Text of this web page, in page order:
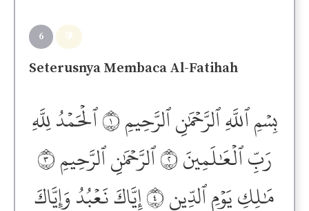
6 🔰
Seterusnya Membaca Al-Fatihah
بِسۡمِ ٱللَّهِ ٱلرَّحۡمَٰنِ ٱلرَّحِيمِ ١ ٱلۡحَمۡدُ لِلَّهِ
رَبِّ ٱلۡعَٰلَمِينَ ٢ ٱلرَّحۡمَٰنِ ٱلرَّحِيمِ ٣
مَٰلِكِ يَوۡمِ ٱلدِّينِ ٤ إِيَّاكَ نَعۡبُدُ وَإِيَّاكَ